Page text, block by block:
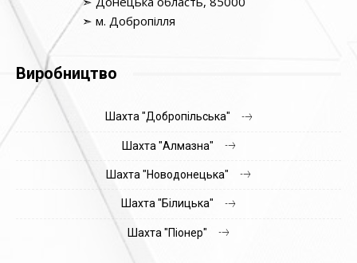
➣ м. Добропілля
Виробництво
Шахта "Добропільська"
Шахта "Алмазна"
Шахта "Новодонецька"
Шахта "Білицька"
Шахта "Піонер"